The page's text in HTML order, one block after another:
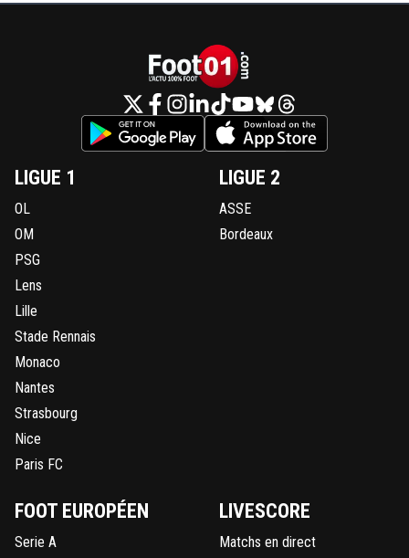
LIGUE 1
OL
OM
PSG
Lens
Lille
Stade Rennais
Monaco
Nantes
Strasbourg
Nice
Paris FC
LIGUE 2
ASSE
Bordeaux
FOOT EUROPÉEN
Serie A
LIVESCORE
Matchs en direct